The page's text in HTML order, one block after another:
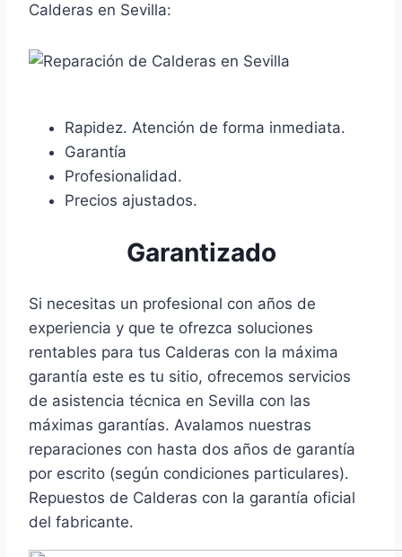
Calderas en Sevilla:
Rapidez. Atención de forma inmediata.
Garantía
Profesionalidad.
Precios ajustados.
Garantizado
Si necesitas un profesional con años de
experiencia y que te ofrezca soluciones
rentables para tus Calderas con la máxima
garantía este es tu sitio, ofrecemos servicios
de asistencia técnica en Sevilla con las
máximas garantías. Avalamos nuestras
reparaciones con hasta dos años de garantía
por escrito (según condiciones particulares).
Repuestos de Calderas con la garantía oficial
del fabricante.